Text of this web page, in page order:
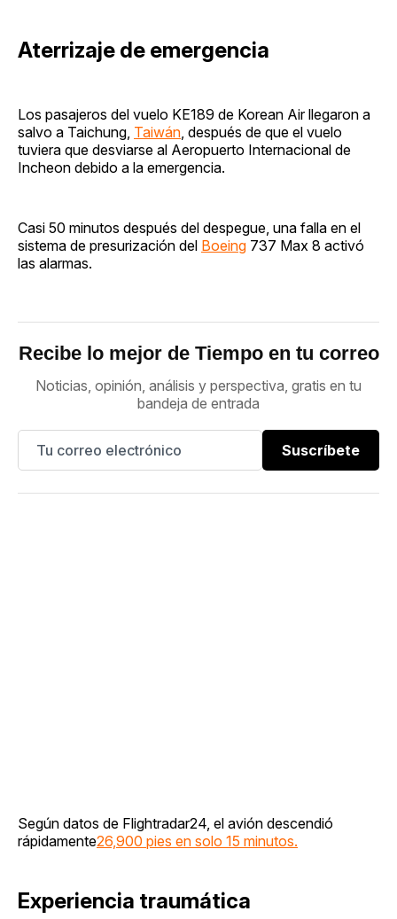
Aterrizaje de emergencia
Los pasajeros del vuelo KE189 de Korean Air llegaron a
salvo a Taichung, Taiwán , después de que el vuelo
tuviera que desviarse al Aeropuerto Internacional de
Incheon debido a la emergencia.
Casi 50 minutos después del despegue, una falla en el
sistema de presurización del Boeing 737 Max 8 activó
las alarmas.
Recibe lo mejor de Tiempo en tu correo
Noticias, opinión, análisis y perspectiva, gratis en tu
bandeja de entrada
Suscríbete
Según datos de Flightradar24, el avión descendió
rápidamente26,900 pies en solo 15 minutos.
Experiencia traumática